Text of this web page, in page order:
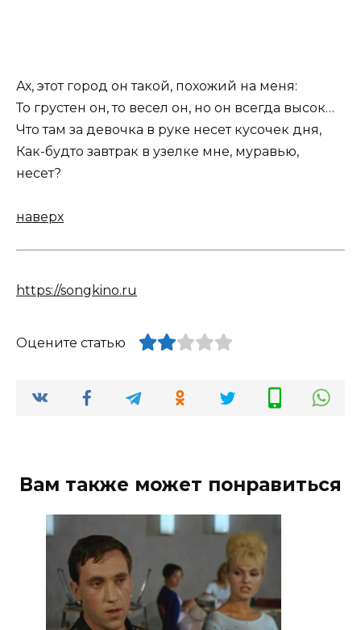
Ах, этот город он такой, похожий на меня:
То грустен он, то весел он, но он всегда высок…
Что там за девочка в руке несет кусочек дня,
Как-будто завтрак в узелке мне, муравью,
несет?
наверх
https://songkino.ru
Оцените статью
Вам также может понравиться